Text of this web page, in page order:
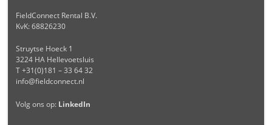
FieldConnect Rental B.V.
KvK: 68826230
Struytse Hoeck 1
3224 HA Hellevoetsluis
T +31(0)181 – 33 64 32
info@fieldconnect.nl
Volg ons op: LinkedIn